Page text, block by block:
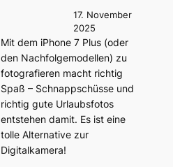
17. November
2025
Mit dem iPhone 7 Plus (oder
den Nachfolgemodellen) zu
fotografieren macht richtig
Spaß – Schnappschüsse und
richtig gute Urlaubsfotos
entstehen damit. Es ist eine
tolle Alternative zur
Digitalkamera!